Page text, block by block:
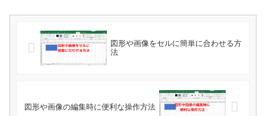
図形や画像をセルに簡単に合わせる方
法
図形や画像の編集時に便利な操作方法